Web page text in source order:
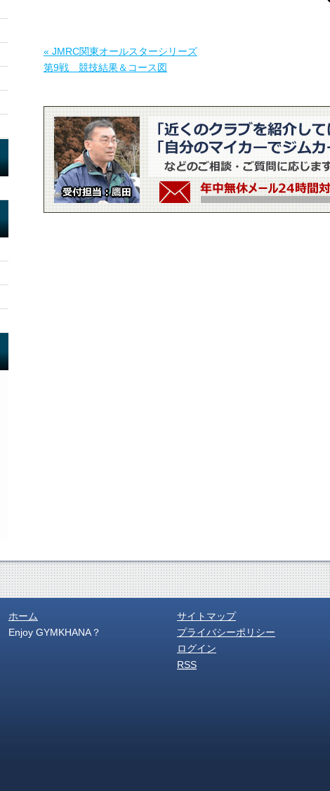
« JMRC関東オールスターシリーズ
第9戦 競技結果＆コース図
ホーム
Enjoy GYMKHANA？
サイトマップ
プライバシーポリシー
ログイン
RSS